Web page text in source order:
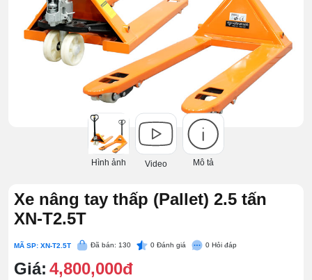
Hình ảnh Video Mô tả
Xe nâng tay thấp (Pallet) 2.5 tấn
XN-T2.5T
MÃ SP: XN-T2.5T Đã bán: 130 0 Đánh giá 0 Hỏi đáp
Giá: 4,800,000đ